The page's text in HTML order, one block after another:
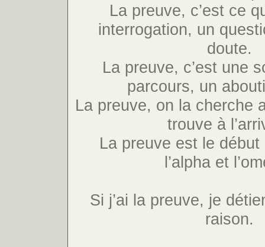
La preuve, c’est ce
interrogation, un
doute.
La preuve, c’est une
parcours, un
La preuve, on la cherche
trouve à
La preuve est le
l’alpha et
Si j’ai la preuve, je
raison.